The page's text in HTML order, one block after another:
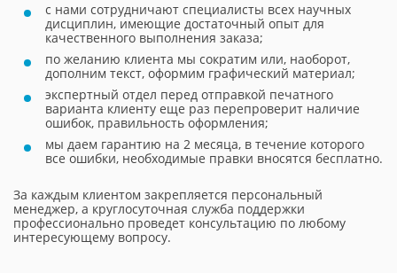
с нами сотрудничают специалисты всех научных
дисциплин, имеющие достаточный опыт для
качественного выполнения заказа;
по желанию клиента мы сократим или, наоборот,
дополним текст, оформим графический материал;
экспертный отдел перед отправкой печатного
варианта клиенту еще раз перепроверит наличие
ошибок, правильность оформления;
мы даем гарантию на 2 месяца, в течение которого
все ошибки, необходимые правки вносятся бесплатно.
За каждым клиентом закрепляется персональный
менеджер, а круглосуточная служба поддержки
профессионально проведет консультацию по любому
интересующему вопросу.